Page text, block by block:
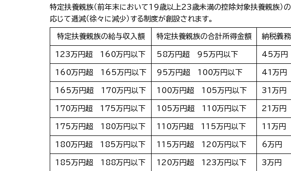
特定扶養親族（前年末において19歳以上23歳未満の控除対象扶養親族）
応じて逓減（徐々に減少）する制度が創設されます。
特定扶養親族の給与収入額 特定扶養親族の合計所得金額 納税義
123万円超 160万円以下 58万円超 95万円以下 45万円
160万円超 165万円以下 95万円超 100万円以下 41万円
165万円超 170万円以下 100万円超 105万円以下 31万円
170万円超 175万円以下 105万円超 110万円以下 21万円
175万円超 180万円以下 110万円超 115万円以下 11万円
180万円超 185万円以下 115万円超 120万円以下 6万円
185万円超 188万円以下 120万円超 123万円以下 3万円